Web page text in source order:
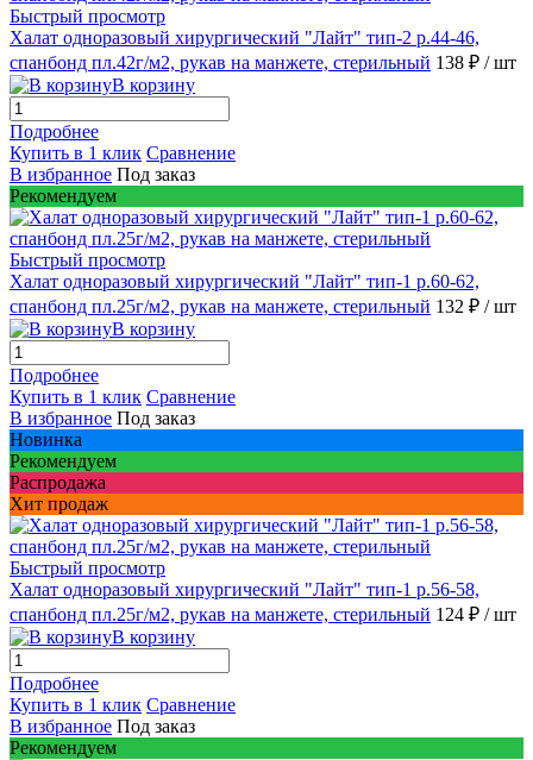
Быстрый просмотр
Халат одноразовый хирургический "Лайт" тип-2 р.44-46,
спанбонд пл.42г/м2, рукав на манжете, стерильный 138 ₽ / шт
В корзину
Подробнее
Купить в 1 клик Сравнение
В избранное Под заказ
Рекомендуем
Быстрый просмотр
Халат одноразовый хирургический "Лайт" тип-1 р.60-62,
спанбонд пл.25г/м2, рукав на манжете, стерильный 132 ₽ / шт
В корзину
Подробнее
Купить в 1 клик Сравнение
В избранное Под заказ
Новинка
Рекомендуем
Распродажа
Хит продаж
Быстрый просмотр
Халат одноразовый хирургический "Лайт" тип-1 р.56-58,
спанбонд пл.25г/м2, рукав на манжете, стерильный 124 ₽ / шт
В корзину
Подробнее
Купить в 1 клик Сравнение
В избранное Под заказ
Рекомендуем